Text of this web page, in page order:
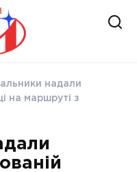
надали
на маршруті з